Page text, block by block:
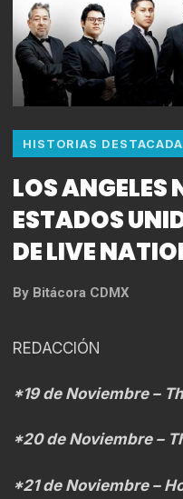
HISTORIAS
LOS ANGELES
ESTADOS
DE LIVE
By Bitácora CDMX
REDACCIÓN
*19 de Noviembre –
*20 de Noviembre –
*21 de Noviembre –